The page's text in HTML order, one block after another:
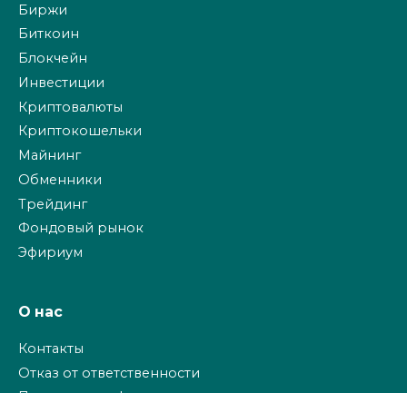
Биржи
Биткоин
Блокчейн
Инвестиции
Криптовалюты
Криптокошельки
Майнинг
Обменники
Трейдинг
Фондовый рынок
Эфириум
О нас
Контакты
Отказ от ответственности